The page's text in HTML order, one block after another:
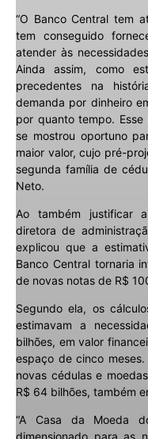
“O Banco Central tem
tem conseguido
atender às
Ainda assim, como
precedentes na
demanda por dinheiro
por quanto tempo. Esse
se mostrou oportuno
maior valor, cujo pré-
segunda família de
Neto.
Ao também justificar
diretora de
explicou que a
Banco Central tornaria
de novas notas de R$
Segundo ela, os
estimavam a
bilhões, em valor
espaço de cinco
novas cédulas e
R$ 64 bilhões, também
“A Casa da Moeda
dimensionado para as